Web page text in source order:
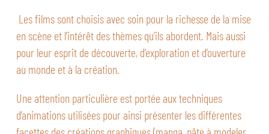
Les films sont choisis avec soin pour la richesse de la mise
en scène et l’intérêt des thèmes qu’ils abordent. Mais aussi
pour leur esprit de découverte, d’exploration et d’ouverture
au monde et à la création.
Une attention particulière est portée aux techniques
d’animations utilisées pour ainsi présenter les différentes